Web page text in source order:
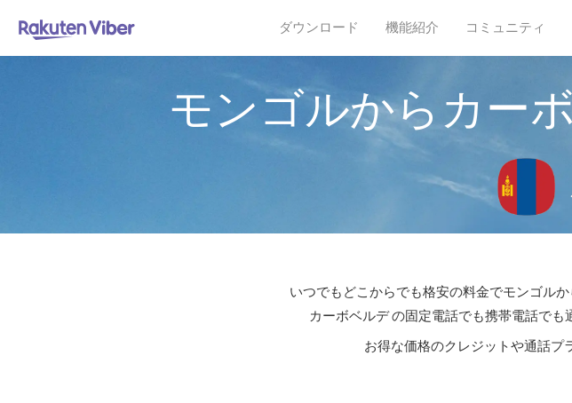
ダウンロード 機能紹介 コミュニティ
モンゴルからカー
いつでもどこからでも格安の料金でモンゴル
カーボベルデ の固定電話でも携帯電話でも
お得な価格のクレジットや通話プ